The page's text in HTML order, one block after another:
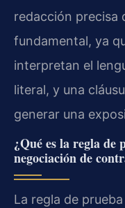
redacción precisa
fundamental, ya
interpretan el
literal, y una
generar una
¿Qué es la regla de
negociación de
La regla de